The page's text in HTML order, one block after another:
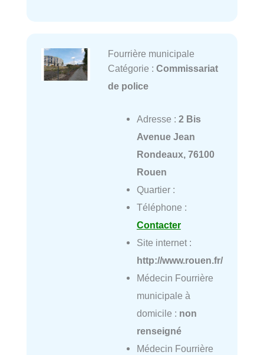
Fourrière municipale
Catégorie : Commissariat
de police
Adresse : 2 Bis
Avenue Jean
Rondeaux, 76100
Rouen
Quartier :
Téléphone :
Contacter
Site internet :
http://www.rouen.fr/
Médecin Fourrière
municipale à
domicile : non
renseigné
Médecin Fourrière